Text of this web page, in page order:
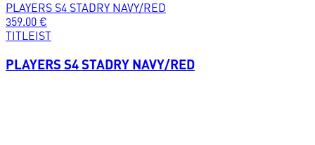
PLAYERS S4 STADRY NAVY/RED
359.00 €
TITLEIST
PLAYERS S4 STADRY NAVY/RED